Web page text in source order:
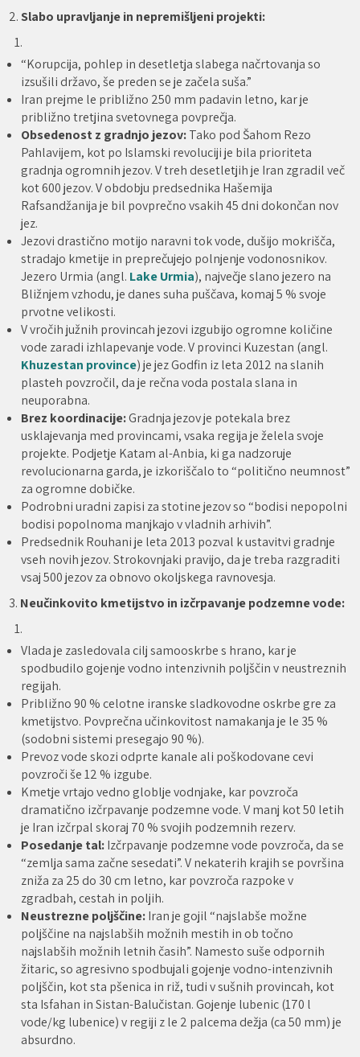
2.Slabo upravljanje in nepremišljeni projekti:
“Korupcija, pohlep in desetletja slabega načrtovanja so
izsušili državo, še preden se je začela suša.”
Iran prejme le približno 250 mm padavin letno, kar je
približno tretjina svetovnega povprečja.
Obsedenost z gradnjo jezov:Tako pod Šahom Rezo
Pahlavijem, kot po Islamski revoluciji je bila prioriteta
gradnja ogromnih jezov. V treh desetletjih je Iran zgradil več
kot 600 jezov. V obdobju predsednika Hašemija
Rafsandžanija je bil povprečno vsakih 45 dni dokončan nov
jez.
Jezovi drastično motijo naravni tok vode, dušijo mokrišča,
stradajo kmetije in preprečujejo polnjenje vodonosnikov.
Jezero Urmia (angl. Lake Urmia), največje slano jezero na
Bližnjem vzhodu, je danes suha puščava, komaj 5 % svoje
prvotne velikosti.
V vročih južnih provincah jezovi izgubijo ogromne količine
vode zaradi izhlapevanje vode. V provinci Kuzestan (angl.
Khuzestan province) je jez Godfin iz leta 2012 na slanih
plasteh povzročil, da je rečna voda postala slana in
neuporabna.
Brez koordinacije:Gradnja jezov je potekala brez
usklajevanja med provincami, vsaka regija je želela svoje
projekte. Podjetje Katam al-Anbia, ki ga nadzoruje
revolucionarna garda, je izkoriščalo to “politično neumnost”
za ogromne dobičke.
Podrobni uradni zapisi za stotine jezov so “bodisi nepopolni
bodisi popolnoma manjkajo v vladnih arhivih”.
Predsednik Rouhani je leta 2013 pozval k ustavitvi gradnje
vseh novih jezov. Strokovnjaki pravijo, da je treba razgraditi
vsaj 500 jezov za obnovo okoljskega ravnovesja.
3. Neučinkovito kmetijstvo in izčrpavanje podzemne vode:
Vlada je zasledovala cilj samooskrbe s hrano, kar je
spodbudilo gojenje vodno intenzivnih poljščin v neustreznih
regijah.
Približno 90 % celotne iranske sladkovodne oskrbe gre za
kmetijstvo. Povprečna učinkovitost namakanja je le 35 %
(sodobni sistemi presegajo 90 %).
Prevoz vode skozi odprte kanale ali poškodovane cevi
povzroči še 12 % izgube.
Kmetje vrtajo vedno globlje vodnjake, kar povzroča
dramatično izčrpavanje podzemne vode. V manj kot 50 letih
je Iran izčrpal skoraj 70 % svojih podzemnih rezerv.
Posedanje tal:Izčrpavanje podzemne vode povzroča, da se
“zemlja sama začne sesedati”. V nekaterih krajih se površina
zniža za 25 do 30 cm letno, kar povzroča razpoke v
zgradbah, cestah in poljih.
Neustrezne poljščine:Iran je gojil “najslabše možne
poljščine na najslabših možnih mestih in ob točno
najslabših možnih letnih časih”. Namesto suše odpornih
žitaric, so agresivno spodbujali gojenje vodno-intenzivnih
poljščin, kot sta pšenica in riž, tudi v sušnih provincah, kot
sta Isfahan in Sistan-Balučistan. Gojenje lubenic (170 l
vode/kg lubenice) v regiji z le 2 palcema dežja (ca 50 mm) je
absurdno.